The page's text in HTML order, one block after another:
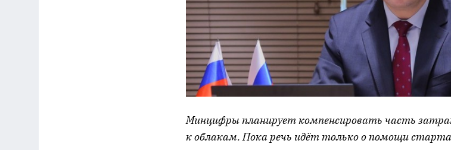
Минцифры планирует компенсировать часть
к облакам. Пока речь идёт только о помощи